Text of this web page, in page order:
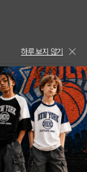
하루 보지 않기